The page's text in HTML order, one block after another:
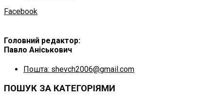
Facebook
Головний редактор:
Павло Аніськович
Пошта: shevch2006@gmail.com
ПОШУК ЗА КАТЕГОРІЯМИ